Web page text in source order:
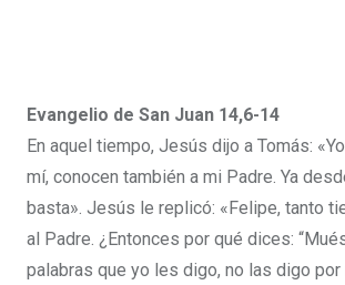
Evangelio de San Juan 14,6-14
En aquel tiempo, Jesús dijo a Tomás:
mí, conocen también a mi Padre. Ya
basta». Jesús le replicó: «Felipe, tanto
al Padre. ¿Entonces por qué dices:
palabras que yo les digo, no las digo